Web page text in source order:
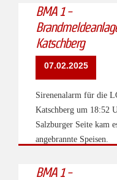
BMA 1 -
Katschberg
07.02.2025
Sirenenalarm für die
Katschberg um 18:52
Salzburger Seite kam
angebrannte Speisen.
BMA 1 -